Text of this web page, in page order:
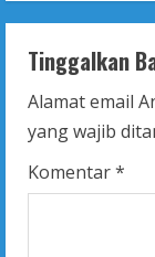
n
u
e
R
Tinggalkan
Alamat email
yang wajib
Komentar*